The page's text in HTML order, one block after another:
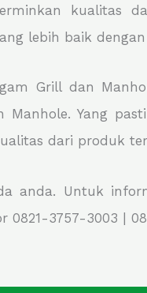
kualitas
lebih baik dengan
Grill dan
Yang
dari produk
anda. Untuk
3757-3003 |